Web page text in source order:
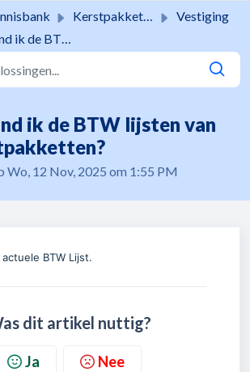
Kerstpakketten
Vestiging
van de kerstpakketten?
ik de BTW lijsten van
Wo, 12 Nov, 2025 om 1:55 PM
BTW Lijst.
dit artikel nuttig?
Ja Nee